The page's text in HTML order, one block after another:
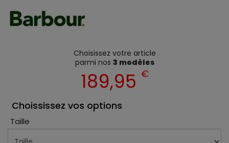
Choisissez votre article
parmi nos 3 modèles
189,95 €
Choississez vos options
Taille